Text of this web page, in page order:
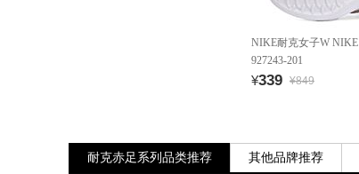
NIKE耐克女子W
927243-201
¥339 ¥849
耐克赤足系列品类推荐 其他品牌推荐